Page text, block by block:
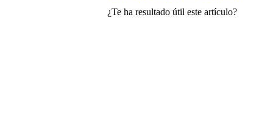
¿Te ha resultado útil este artículo?